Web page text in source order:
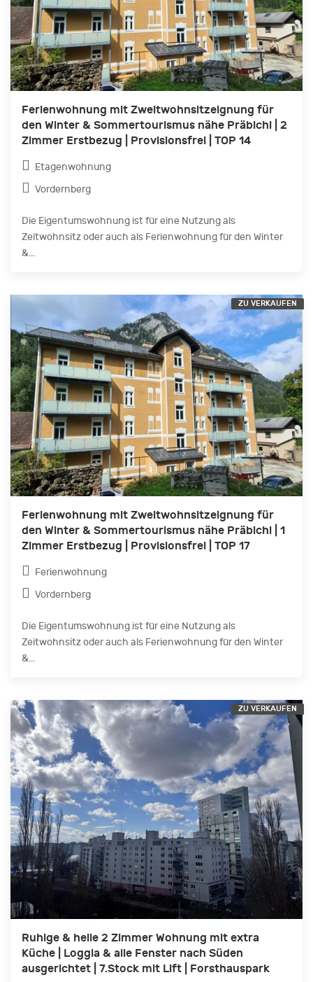
Ferienwohnung mit Zweitwohnsitzeignung für
den Winter & Sommertourismus nähe Präbichl | 2
Zimmer Erstbezug | Provisionsfrei | TOP 14
Etagenwohnung
Vordernberg
Die Eigentumswohnung ist für eine Nutzung als
Zeitwohnsitz oder auch als Ferienwohnung für den Winter
&...
Ferienwohnung mit Zweitwohnsitzeignung für
den Winter & Sommertourismus nähe Präbichl | 1
Zimmer Erstbezug | Provisionsfrei | TOP 17
Ferienwohnung
Vordernberg
Die Eigentumswohnung ist für eine Nutzung als
Zeitwohnsitz oder auch als Ferienwohnung für den Winter
&...
ZU VERKAUFEN
Ruhige & helle 2 Zimmer Wohnung mit extra
Küche | Loggia & alle Fenster nach Süden
ausgerichtet | 7.Stock mit Lift | Forsthauspark
ZU VERKAUFEN